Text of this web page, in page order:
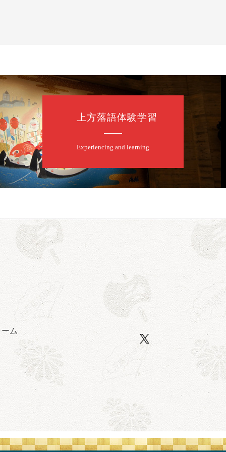
眞／笑福亭仁福／幸助福助（漫才）／桂春若
上方落語体験学習
Experiencing and learning
ム